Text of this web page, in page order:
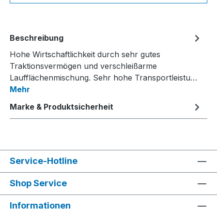
Beschreibung
Hohe Wirtschaftlichkeit durch sehr gutes
Traktionsvermögen und verschleißarme
Laufflächenmischung. Sehr hohe Transportleistu…
Mehr
Marke & Produktsicherheit
Service-Hotline
Shop Service
Informationen